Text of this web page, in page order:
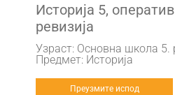
Историја 5,
ревизија
Узраст: Основна школа 5.
Предмет: Историја
Преузмите испод